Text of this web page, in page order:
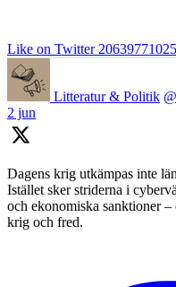
Like on Twitter
Litteratur & Politik
2 jun
Dagens krig utkämpas inte
Istället sker striderna i
och ekonomiska sanktioner
krig och fred.